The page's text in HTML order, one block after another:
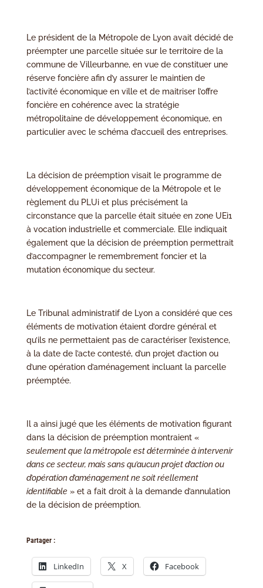
Le président de la Métropole de Lyon avait décidé de
préempter une parcelle située sur le territoire de la
commune de Villeurbanne, en vue de constituer une
réserve foncière afin d’y assurer le maintien de
l’activité économique en ville et de maitriser l’offre
foncière en cohérence avec la stratégie
métropolitaine de développement économique, en
particulier avec le schéma d’accueil des entreprises.
La décision de préemption visait le programme de
développement économique de la Métropole et le
règlement du PLUi et plus précisément la
circonstance que la parcelle était située en zone UEi1
à vocation industrielle et commerciale. Elle indiquait
également que la décision de préemption permettrait
d’accompagner le remembrement foncier et la
mutation économique du secteur.
Le Tribunal administratif de Lyon a considéré que ces
éléments de motivation étaient d’ordre général et
qu’ils ne permettaient pas de caractériser l’existence,
à la date de l’acte contesté, d’un projet d’action ou
d’une opération d’aménagement incluant la parcelle
préemptée.
Il a ainsi jugé que les éléments de motivation figurant
dans la décision de préemption montraient «
seulement que la métropole est déterminée à intervenir
dans ce secteur, mais sans qu’aucun projet d’action ou
d’opération d’aménagement ne soit réellement
identifiable» et a fait droit à la demande d’annulation
de la décision de préemption.
Partager :
LinkedIn X Facebook